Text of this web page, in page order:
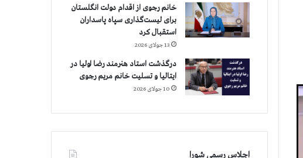
خانم رجوی از اقدام دولت انگلستان
برای لیست‌گذاری سپاه پاسداران
استقبال کرد
13 جولای 2026
درگذشت استاد هنرمند رضا اولیا در
ایتالیا و تسلیت خانم مریم رجوی
10 جولای 2026
اجلاس رسمی شورا